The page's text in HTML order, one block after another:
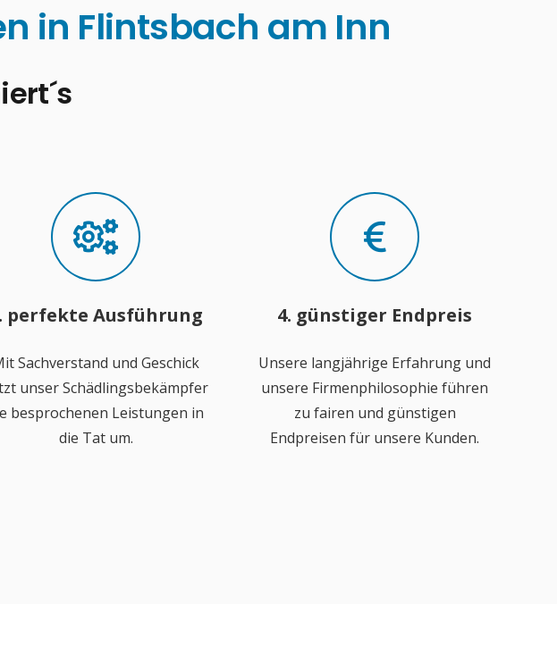
in Flintsbach am Inn
perfekte Ausführung
Sachverstand und Geschick
unser Schädlingsbekämpfer
besprochenen Leistungen in
die Tat um.
4. günstiger Endpreis
Unsere langjährige Erfahrung und
unsere Firmenphilosophie führen
zu fairen und günstigen
Endpreisen für unsere Kunden.